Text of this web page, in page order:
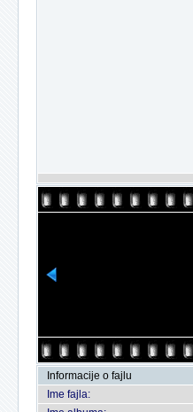
Informacije o fajlu
Ime fajla: